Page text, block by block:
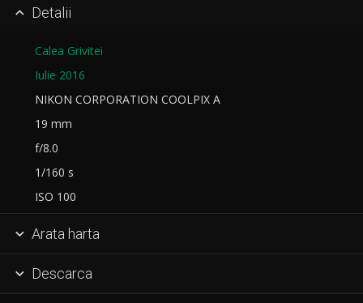
 Detalii
Calea Grivitei
Iulie 2016
NIKON CORPORATION COOLPIX A
19 mm
f/8.0
1/160 s
ISO 100
 Arata harta
 Descarca